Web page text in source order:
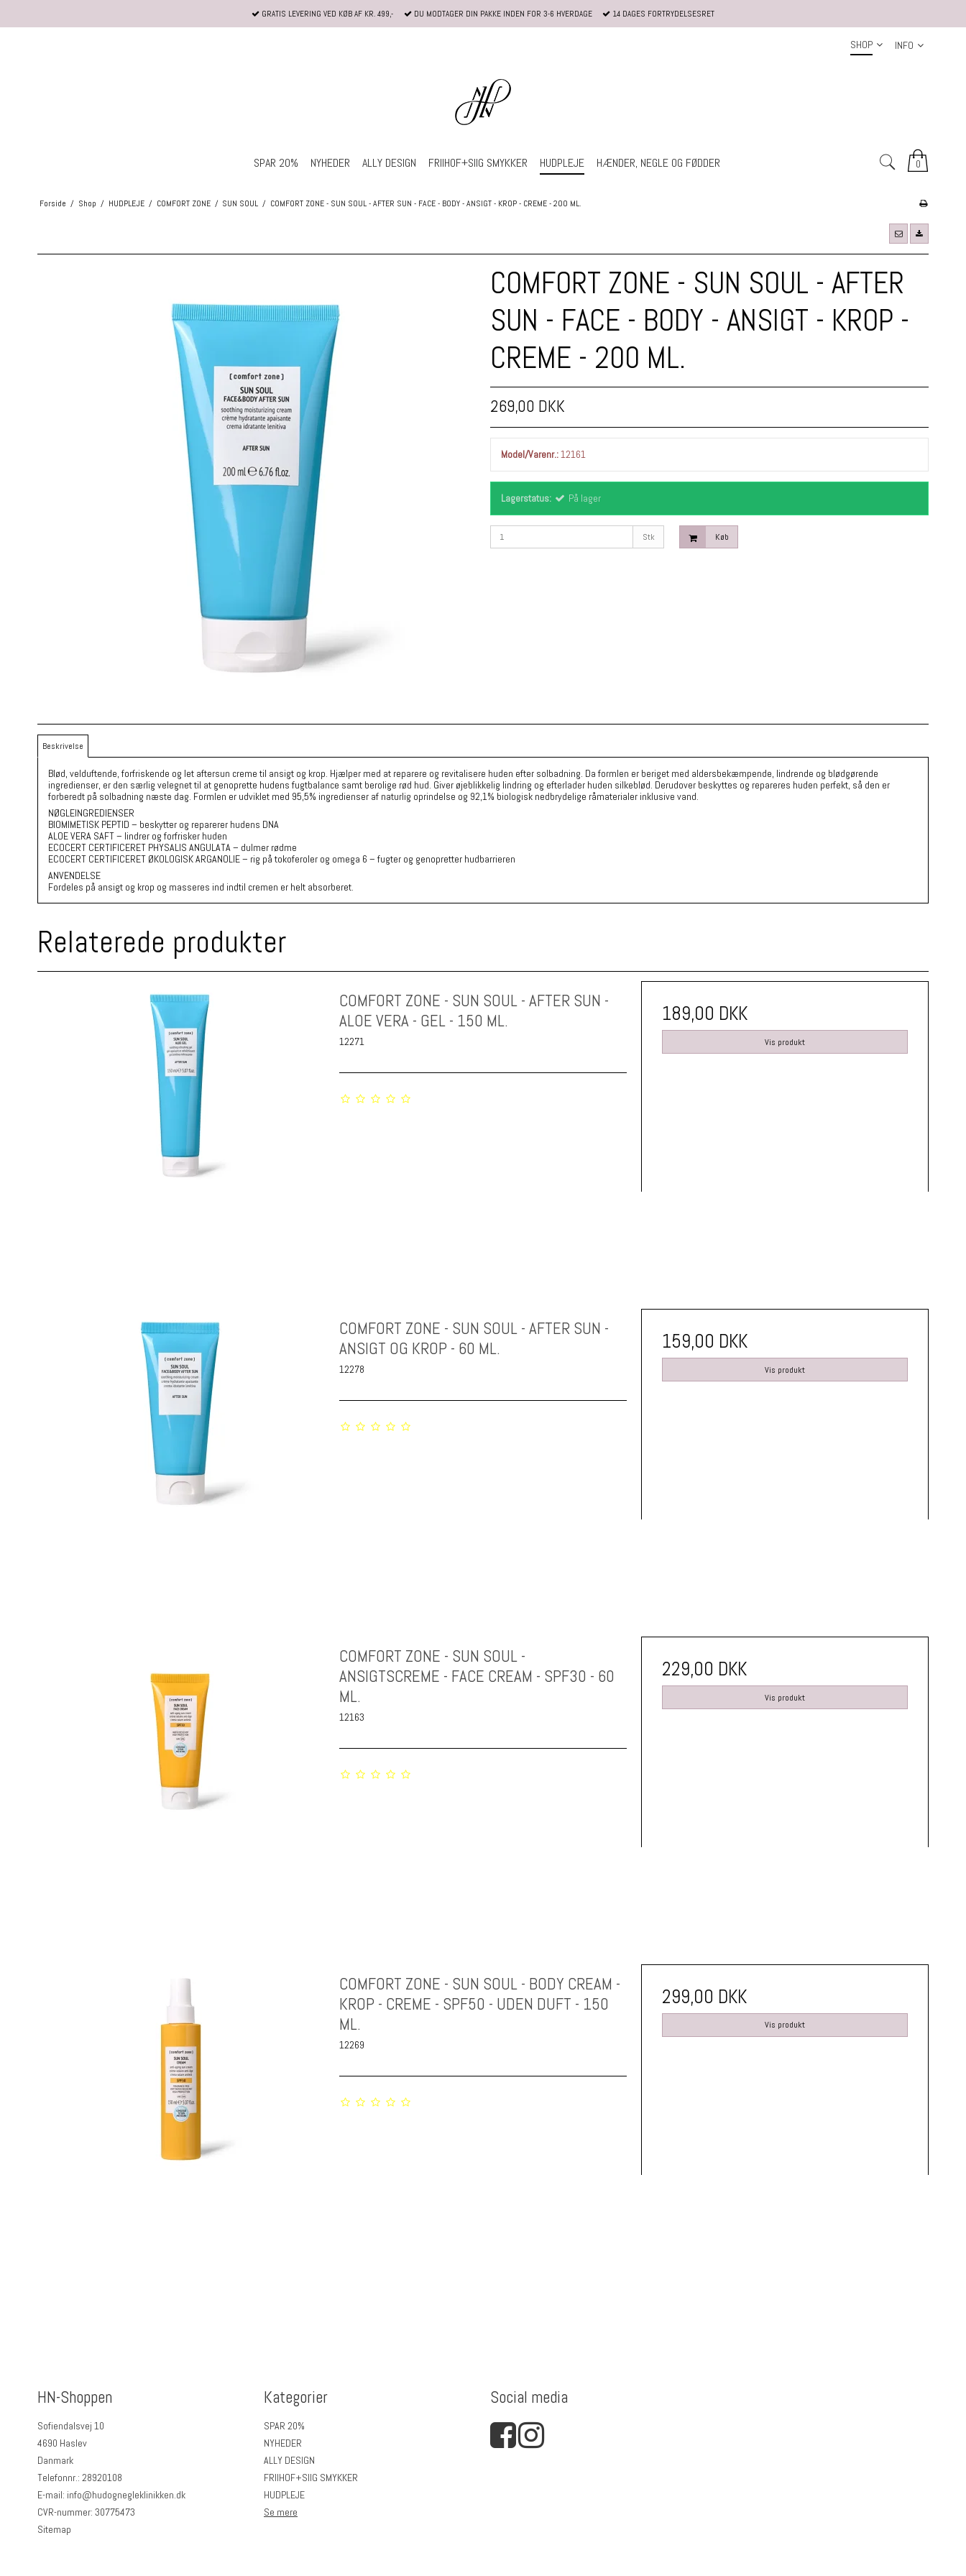
GRATIS LEVERING VED KØB AF KR. 499,- DU MODTAGER DIN PAKKE INDEN FOR 3-6 HVERDAGE 14 DAGES FORTRYDELSESRET
SHOP INFO
0
SPAR 20% NYHEDER ALLY DESIGN FRIIHOF+SIIG SMYKKER HUDPLEJE HÆNDER, NEGLE OG FØDDER
Forside / Shop / HUDPLEJE / COMFORT ZONE / SUN SOUL / COMFORT ZONE - SUN SOUL - AFTER SUN - FACE - BODY - ANSIGT - KROP - CREME - 200 ML.
COMFORT ZONE - SUN SOUL - AFTER
SUN - FACE - BODY - ANSIGT - KROP -
CREME - 200 ML.
269,00 DKK
Model/Varenr.:12161
Lagerstatus: På lager
Stk Køb
Beskrivelse
Blød, velduftende, forfriskende og let aftersun creme til ansigt og krop. Hjælper med at reparere og revitalisere huden efter solbadning. Da formlen er beriget med aldersbekæmpende, lindrende og blødgørende
ingredienser, er den særlig velegnet til at genoprette hudens fugtbalance samt berolige rød hud. Giver øjeblikkelig lindring og efterlader huden silkeblød. Derudover beskyttes og repareres huden perfekt, så den er
forberedt på solbadning næste dag. Formlen er udviklet med 95,5% ingredienser af naturlig oprindelse og 92,1% biologisk nedbrydelige råmaterialer inklusive vand.
NØGLEINGREDIENSER
BIOMIMETISK PEPTID – beskytter og reparerer hudens DNA
ALOE VERA SAFT – lindrer og forfrisker huden
ECOCERT CERTIFICERET PHYSALIS ANGULATA – dulmer rødme
ECOCERT CERTIFICERET ØKOLOGISK ARGANOLIE – rig på tokoferoler og omega 6 – fugter og genopretter hudbarrieren
ANVENDELSE
Fordeles på ansigt og krop og masseres ind indtil cremen er helt absorberet.
Relaterede produkter
COMFORT ZONE - SUN SOUL - AFTER SUN -
ALOE VERA - GEL - 150 ML.
12271
189,00 DKK
Vis produkt
COMFORT ZONE - SUN SOUL - AFTER SUN -
ANSIGT OG KROP - 60 ML.
12278
159,00 DKK
Vis produkt
COMFORT ZONE - SUN SOUL -
ANSIGTSCREME - FACE CREAM - SPF30 - 60
ML.
12163
229,00 DKK
Vis produkt
COMFORT ZONE - SUN SOUL - BODY CREAM -
KROP - CREME - SPF50 - UDEN DUFT - 150
ML.
12269
299,00 DKK
Vis produkt
HN-Shoppen
Sofiendalsvej 10
4690 Haslev
Danmark
Telefonnr.: 28920108
E-mail: info@hudognegleklinikken.dk
CVR-nummer: 30775473
Sitemap
Kategorier
SPAR 20%
NYHEDER
ALLY DESIGN
FRIIHOF+SIIG SMYKKER
HUDPLEJE
Se mere
Social media